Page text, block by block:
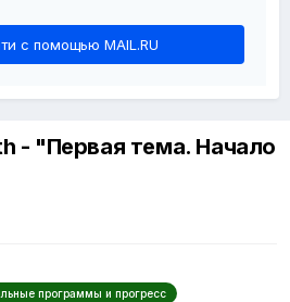
с помощью MAIL.RU
- "Первая тема. Начало
программы и прогресс